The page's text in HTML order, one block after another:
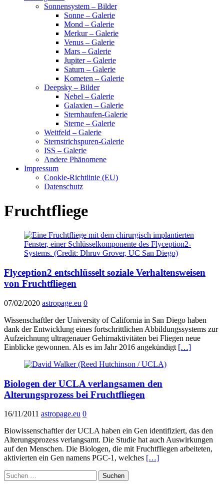
Sonnensystem – Bilder
Sonne – Galerie
Mond – Galerie
Merkur – Galerie
Venus – Galerie
Mars – Galerie
Jupiter – Galerie
Saturn – Galerie
Kometen – Galerie
Deepsky – Bilder
Nebel – Galerie
Galaxien – Galerie
Sternhaufen-Galerie
Sterne – Galerie
Weitfeld – Galerie
Sternstrichspuren-Galerie
ISS – Galerie
Andere Phänomene
Impressum
Cookie-Richtlinie (EU)
Datenschutz
Fruchtfliege
Flyception2 entschlüsselt soziale Verhaltensweisen
von Fruchtfliegen
07/02/2020 astropage.eu 0
Wissenschaftler der University of California in San Diego haben
dank der Entwicklung eines fortschrittlichen Abbildungssystems zur
Aufzeichnung ultragenauer Gehirnaktivitäten bei Fliegen neue
Einblicke gewonnen. Als es im Jahr 2016 angekündigt […]
Biologen der UCLA verlangsamen den
Alterungsprozess bei Fruchtfliegen
16/11/2011 astropage.eu 0
Biowissenschaftler der UCLA haben ein Gen identifiziert, das den
Alterungsprozess verlangsamt. Die Studie hat auch Auswirkungen
auf den Menschen. Die Biologen, die mit Fruchtfliegen arbeiteten,
aktivierten ein Gen namens PGC-1, welches […]
Suchen